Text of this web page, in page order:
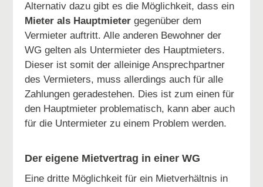
Alternativ dazu gibt es die Möglichkeit, dass ein
Mieter als Hauptmieter gegenüber dem
Vermieter auftritt. Alle anderen Bewohner der
WG gelten als Untermieter des Hauptmieters.
Dieser ist somit der alleinige Ansprechpartner
des Vermieters, muss allerdings auch für alle
Zahlungen geradestehen. Dies ist zum einen für
den Hauptmieter problematisch, kann aber auch
für die Untermieter zu einem Problem werden.
Der eigene Mietvertrag in einer WG
Eine dritte Möglichkeit für ein Mietverhältnis in